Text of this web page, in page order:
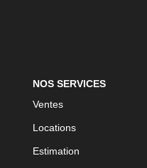
NOS SERVICES
Ventes
Locations
Estimation